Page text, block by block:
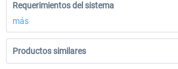
Requerimientos del sistema
más
Productos similares